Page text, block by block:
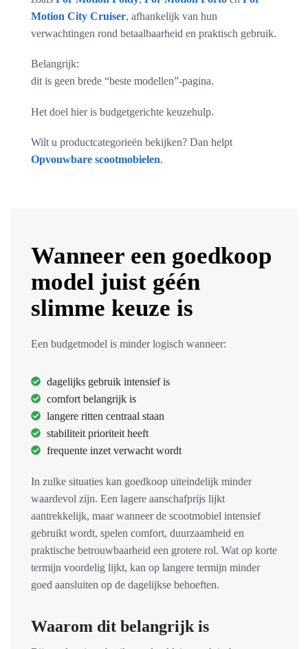
Motion City Cruiser, afhankelijk van hun
verwachtingen rond betaalbaarheid en praktisch gebruik.
Belangrijk:
dit is geen brede “beste modellen”-pagina.
Het doel hier is budgetgerichte keuzehulp.
Wilt u productcategorieën bekijken? Dan helpt
Opvouwbare scootmobielen.
Wanneer een goedkoop
model juist géén
slimme keuze is
Een budgetmodel is minder logisch wanneer:
dagelijks gebruik intensief is
comfort belangrijk is
langere ritten centraal staan
stabiliteit prioriteit heeft
frequente inzet verwacht wordt
In zulke situaties kan goedkoop uiteindelijk minder
waardevol zijn. Een lagere aanschafprijs lijkt
aantrekkelijk, maar wanneer de scootmobiel intensief
gebruikt wordt, spelen comfort, duurzaamheid en
praktische betrouwbaarheid een grotere rol. Wat op korte
termijn voordelig lijkt, kan op langere termijn minder
goed aansluiten op de dagelijkse behoeften.
Waarom dit belangrijk is